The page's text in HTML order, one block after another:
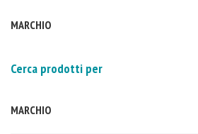
MARCHIO
Cerca prodotti per
MARCHIO